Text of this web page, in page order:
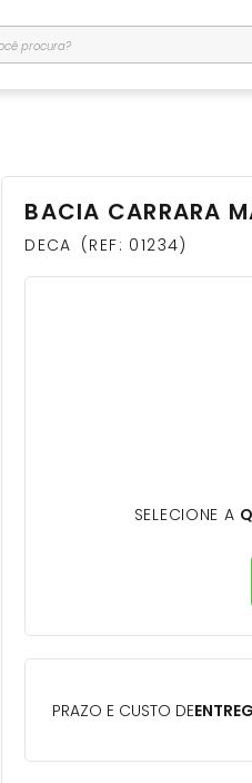
procura?
BACIA CARRARA
DECA REF: 01234
SELECIONE A